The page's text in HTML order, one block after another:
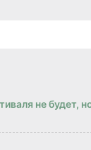
не будет,